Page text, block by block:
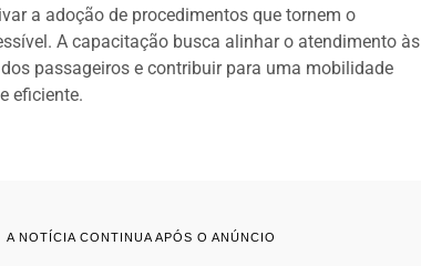
a adoção de procedimentos que tornem o
A capacitação busca alinhar o atendimento às
passageiros e contribuir para uma mobilidade
eficiente.
A NOTÍCIA CONTINUA APÓS O ANÚNCIO